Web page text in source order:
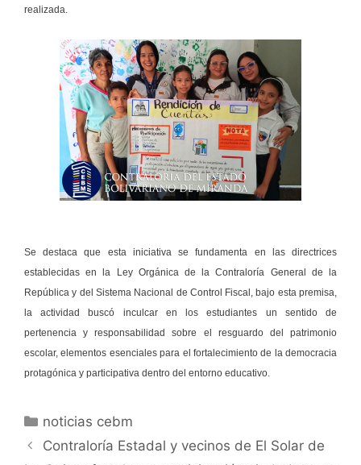
realizada.
Se destaca que esta iniciativa se fundamenta en las directrices
establecidas en la Ley Orgánica de la Contraloría General de la
República y del Sistema Nacional de Control Fiscal, bajo esta premisa,
la actividad buscó inculcar en los estudiantes un sentido de
pertenencia y responsabilidad sobre el resguardo del patrimonio
escolar, elementos esenciales para el fortalecimiento de la democracia
protagónica y participativa dentro del entorno educativo.
noticias cebm
Contraloría Estadal y vecinos de El Solar de